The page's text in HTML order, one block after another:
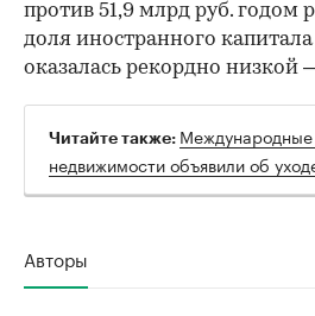
против 51,9 млрд руб. годом
доля иностранного
оказалась рекордно низкой
Читайте также: Международные
недвижимости объявили об
Авторы